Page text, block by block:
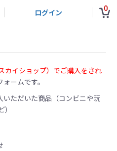
ログイン 0
カイショップ）でご購入をされ
ームです。
ただいた商品（コンビニや玩